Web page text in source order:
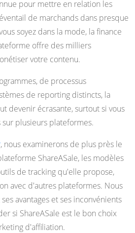
pour mettre en relation les
de marchands dans presque
soyez dans la mode, la finance
offre des milliers
votre contenu.
de processus
de reporting distincts, la
devenir écrasante, surtout si vous
plusieurs plateformes.
, nous examinerons de plus près le
ShareASale, les modèles
de tracking qu'elle propose,
avec d'autres plateformes. Nous
avantages et ses inconvénients
si ShareASale est le bon choix
d'affiliation.